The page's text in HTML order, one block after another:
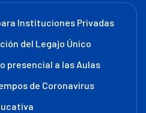
Instituciones Privadas
del Legajo Único
presencial a las Aulas
de Coronavirus